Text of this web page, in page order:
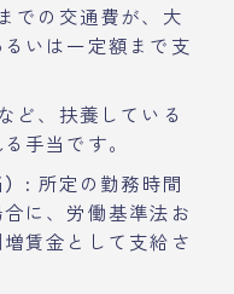
での交通費が、大
いは一定額まで支
ど、扶養している
手当です。
: 所定の勤務時間
に、労働基準法お
賃金として支給さ